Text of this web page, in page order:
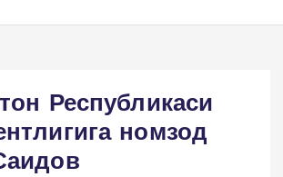
Республикаси
номзод